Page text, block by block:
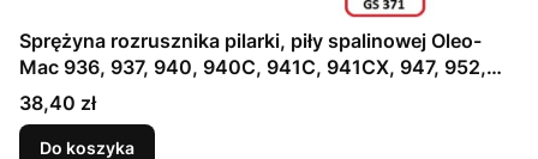
Sprężyna rozrusznika pilarki, piły spalinowej Oleo-
Mac 936, 937, 940, 940C, 941C, 941CX, 947, 952,
GS35, GS35C, GS350, GS350C, GS37, GS370, GS371,
GS41, GS410C, GS410CX, GS411, GS44, GS440 -
część ORYGINALNA!
Cena
38,40 zł
Do koszyka